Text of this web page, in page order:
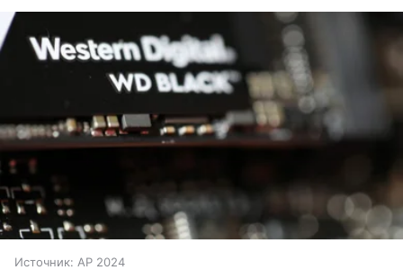
Источник: AP 2024